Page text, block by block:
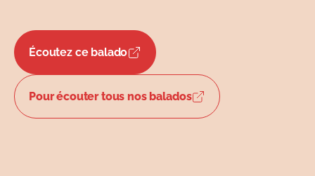
Écoutez ce balado
Pour écouter tous nos balados